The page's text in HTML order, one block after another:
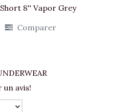
Short 8'' Vapor Grey
Comparer
un avis!